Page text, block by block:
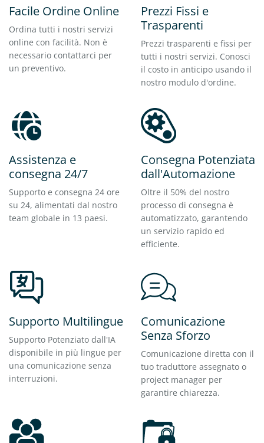
Facile Ordine Online
Ordina tutti i nostri servizi
online con facilità. Non è
necessario contattarci per
un preventivo.
Prezzi Fissi e
Trasparenti
Prezzi trasparenti e fissi per
tutti i nostri servizi. Conosci
il costo in anticipo usando il
nostro modulo d'ordine.
Assistenza e
consegna 24/7
Supporto e consegna 24 ore
su 24, alimentati dal nostro
team globale in 13 paesi.
Consegna Potenziata
dall'Automazione
Oltre il 50% del nostro
processo di consegna è
automatizzato, garantendo
un servizio rapido ed
efficiente.
Supporto Multilingue
Supporto Potenziato dall'IA
disponibile in più lingue per
una comunicazione senza
interruzioni.
Comunicazione
Senza Sforzo
Comunicazione diretta con il
tuo traduttore assegnato o
project manager per
garantire chiarezza.